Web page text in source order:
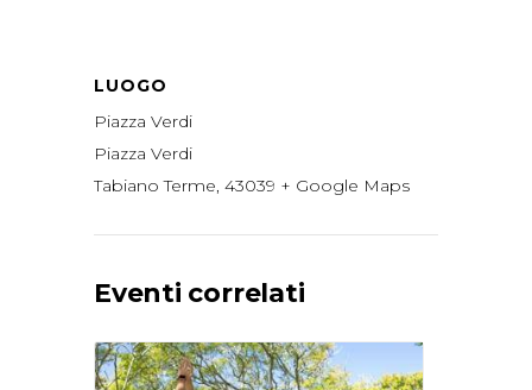
LUOGO
Piazza Verdi
Piazza Verdi
Tabiano Terme, 43039 + Google Maps
Eventi correlati